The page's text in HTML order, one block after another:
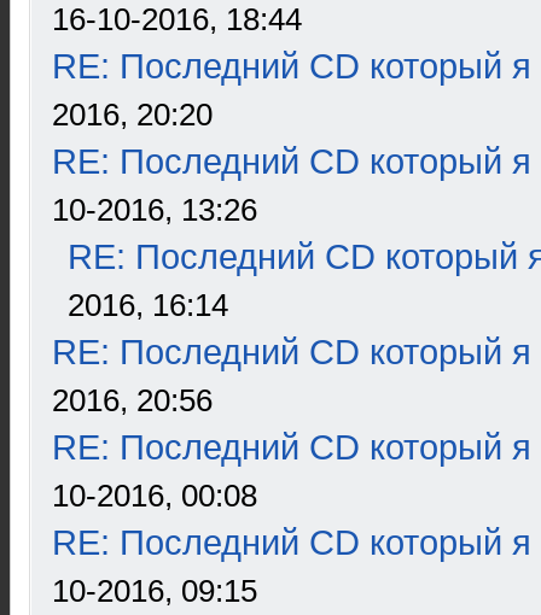
16-10-2016, 18:44
RE: Последний CD который я
2016, 20:20
RE: Последний CD который я
10-2016, 13:26
RE: Последний CD который
2016, 16:14
RE: Последний CD который я
2016, 20:56
RE: Последний CD который я
10-2016, 00:08
RE: Последний CD который я
10-2016, 09:15